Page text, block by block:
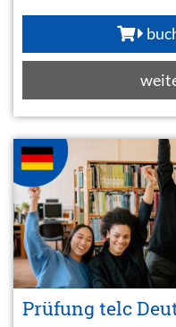
Prüfung telc